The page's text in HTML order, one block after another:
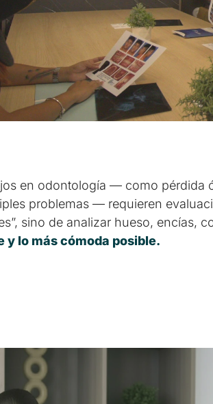
en odontología — como pérdida
problemas — requieren
sino de analizar hueso, encías,
y lo más cómoda posible.